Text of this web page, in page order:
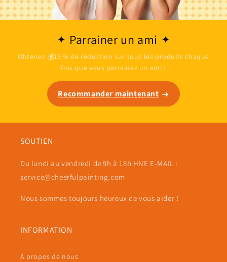
Parrainer un ami
Obtenez 💰15 % de réduction sur tous les produits chaque
fois que vous parrainez un ami !
Recommander maintenant
SOUTIEN
Du lundi au vendredi de 9h à 18h HNE E-MAIL :
service@cheerfulpainting.com
Nous sommes toujours heureux de vous aider !
INFORMATION
À propos de nous